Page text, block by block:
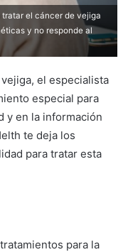
el cáncer de vejiga
y no responde al
el especialista
especial para
y en la información
te deja los
para tratar esta
para la